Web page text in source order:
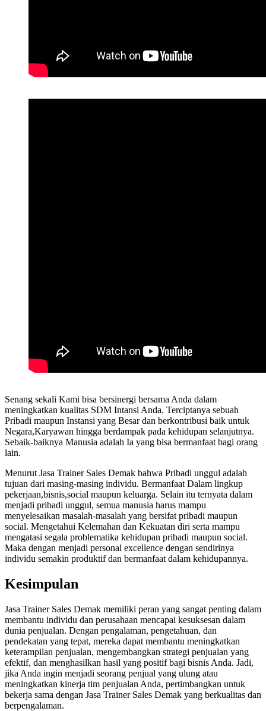
Senang sekali Kami bisa bersinergi bersama Anda dalam
meningkatkan kualitas SDM Intansi Anda. Terciptanya sebuah
Pribadi maupun Instansi yang Besar dan berkontribusi baik untuk
Negara,Karyawan hingga berdampak pada kehidupan selanjutnya.
Sebaik-baiknya Manusia adalah Ia yang bisa bermanfaat bagi orang
lain.
Menurut Jasa Trainer Sales Demak bahwa Pribadi unggul adalah
tujuan dari masing-masing individu. Bermanfaat Dalam lingkup
pekerjaan,bisnis,social maupun keluarga. Selain itu ternyata dalam
menjadi pribadi unggul, semua manusia harus mampu
menyelesaikan masalah-masalah yang bersifat pribadi maupun
social. Mengetahui Kelemahan dan Kekuatan diri serta mampu
mengatasi segala problematika kehidupan pribadi maupun social.
Maka dengan menjadi personal excellence dengan sendirinya
individu semakin produktif dan bermanfaat dalam kehidupannya.
Kesimpulan
Jasa Trainer Sales Demak memiliki peran yang sangat penting dalam
membantu individu dan perusahaan mencapai kesuksesan dalam
dunia penjualan. Dengan pengalaman, pengetahuan, dan
pendekatan yang tepat, mereka dapat membantu meningkatkan
keterampilan penjualan, mengembangkan strategi penjualan yang
efektif, dan menghasilkan hasil yang positif bagi bisnis Anda. Jadi,
jika Anda ingin menjadi seorang penjual yang ulung atau
meningkatkan kinerja tim penjualan Anda, pertimbangkan untuk
bekerja sama dengan Jasa Trainer Sales Demak yang berkualitas dan
berpengalaman.